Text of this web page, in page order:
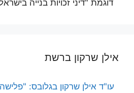
דוגמת "דיני זכויות בנייה
אילן שרקון ברשת
עו"ד אילן שרקון בגלובס: